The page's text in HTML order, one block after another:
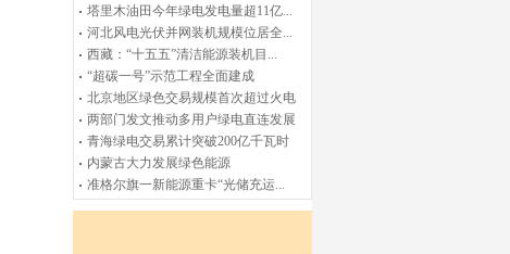
塔里木油田今年绿电发电量超11亿...
河北风电光伏并网装机规模位居全...
西藏：“十五五”清洁能源装机目...
“超碳一号”示范工程全面建成
北京地区绿色交易规模首次超过火电
两部门发文推动多用户绿电直连发展
青海绿电交易累计突破200亿千瓦时
内蒙古大力发展绿色能源
准格尔旗一新能源重卡“光储充运...